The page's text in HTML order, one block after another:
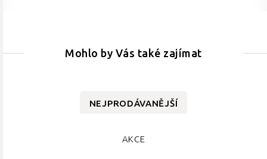
Mohlo by Vás také zajímat
NEJPRODÁVANĚJŠÍ
AKCE